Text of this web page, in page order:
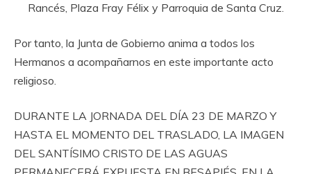
Rancés, Plaza Fray Félix y Parroquia de Santa Cruz.
Por tanto, la Junta de Gobierno anima a todos los
Hermanos a acompañarnos en este importante acto
religioso.
DURANTE LA JORNADA DEL DÍA 23 DE MARZO Y
HASTA EL MOMENTO DEL TRASLADO, LA IMAGEN
DEL SANTÍSIMO CRISTO DE LAS AGUAS